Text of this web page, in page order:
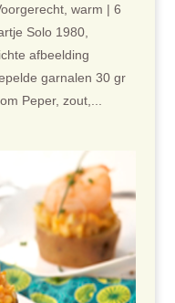
warm | 6
Solo 1980,
afbeelding
garnalen 30 gr
Peper, zout,...